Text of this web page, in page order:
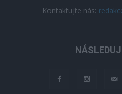
Kontaktujte nás: